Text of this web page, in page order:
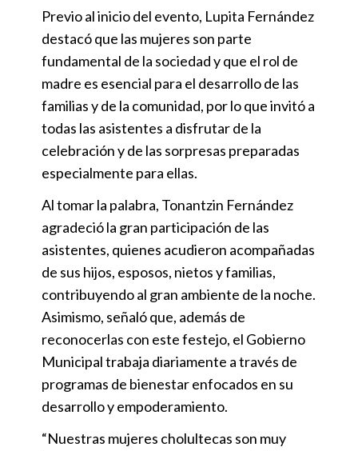
Previo al inicio del evento, Lupita Fernández
destacó que las mujeres son parte
fundamental de la sociedad y que el rol de
madre es esencial para el desarrollo de las
familias y de la comunidad, por lo que invitó a
todas las asistentes a disfrutar de la
celebración y de las sorpresas preparadas
especialmente para ellas.
Al tomar la palabra, Tonantzin Fernández
agradeció la gran participación de las
asistentes, quienes acudieron acompañadas
de sus hijos, esposos, nietos y familias,
contribuyendo al gran ambiente de la noche.
Asimismo, señaló que, además de
reconocerlas con este festejo, el Gobierno
Municipal trabaja diariamente a través de
programas de bienestar enfocados en su
desarrollo y empoderamiento.
“Nuestras mujeres cholultecas son muy